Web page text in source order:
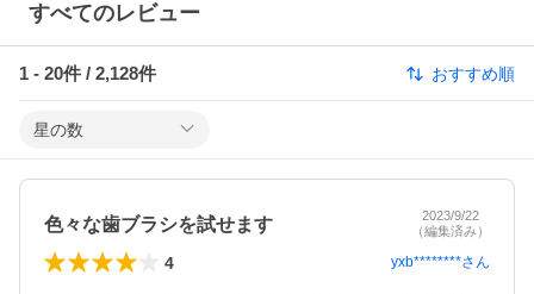
すべてのレビュー
1 - 20件 / 2,128件 おすすめ順
星の数
色々な歯ブラシを試せます
2023/9/22
（編集済み）
4 yxb********さん